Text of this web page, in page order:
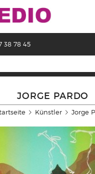
38 78 45
JORGE PARDO
Künstler Jorge